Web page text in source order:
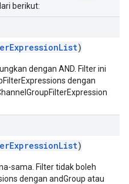
berikut:
)
dengan AND. Filter ini
dengan
)
sama. Filter tidak boleh
dengan andGroup atau